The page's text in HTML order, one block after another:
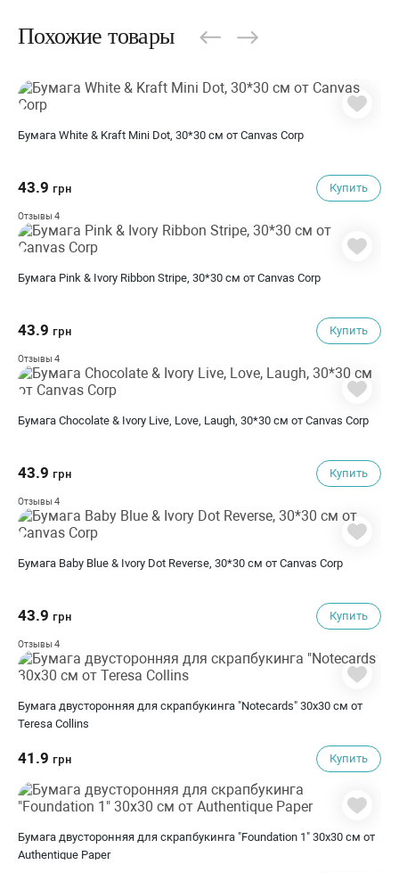
Похожие товары
Бумага White & Kraft Mini Dot, 30*30 см от Canvas Corp
43.9 грн Купить
Отзывы 4
Бумага Pink & Ivory Ribbon Stripe, 30*30 см от Canvas Corp
43.9 грн Купить
Отзывы 4
Бумага Chocolate & Ivory Live, Love, Laugh, 30*30 см от Canvas Corp
43.9 грн Купить
Отзывы 4
Бумага Baby Blue & Ivory Dot Reverse, 30*30 см от Canvas Corp
43.9 грн Купить
Отзывы 4
Бумага двусторонняя для скрапбукинга "Notecards" 30х30 см от
Teresa Collins
41.9 грн Купить
Бумага двусторонняя для скрапбукинга "Foundation 1" 30х30 см от
Authentique Paper